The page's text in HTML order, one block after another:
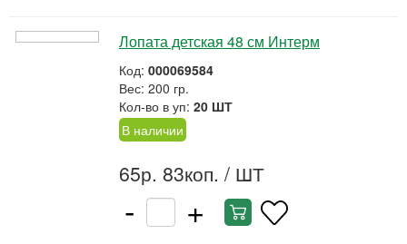
Лопата детская 48 см Интерм
Код: 000069584
Вес: 200 гр.
Кол-во в уп: 20 ШТ
В наличии
65р. 83коп. / ШТ
- +